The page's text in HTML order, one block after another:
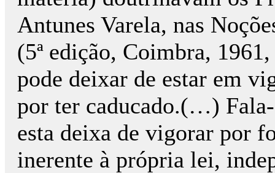
Antunes Varela, nas
(5ª edição, Coimbra,
pode deixar de estar em
por ter caducado.(…)
esta deixa de vigorar por
inerente à própria lei,